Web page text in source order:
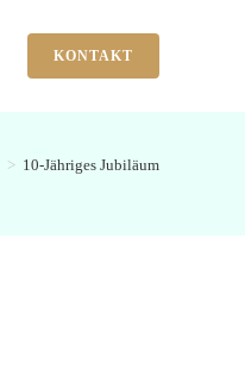
KONTAKT
> 10-Jähriges Jubiläum